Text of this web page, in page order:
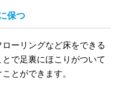
保つ
ーリングなど床をできる
で足裏にほこりがついて
とができます。